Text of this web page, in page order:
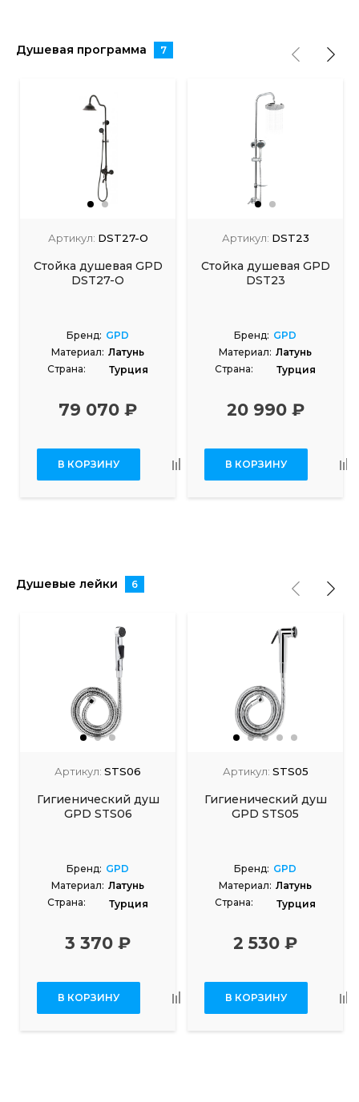
Душевая программа 7
Артикул: DST27-O
Стойка душевая GPD
DST27-O
Бренд: GPD
Материал: Латунь
Страна:
Турция
79 070 ₽
В КОРЗИНУ
Артикул: DST23
Стойка душевая GPD
DST23
Бренд: GPD
Материал: Латунь
Страна:
Турция
20 990 ₽
В КОРЗИНУ
Душевые лейки 6
Артикул: STS06
Гигиенический душ
GPD STS06
Бренд: GPD
Материал: Латунь
Страна:
Турция
3 370 ₽
В КОРЗИНУ
Артикул: STS05
Гигиенический душ
GPD STS05
Бренд: GPD
Материал: Латунь
Страна:
Турция
2 530 ₽
В КОРЗИНУ